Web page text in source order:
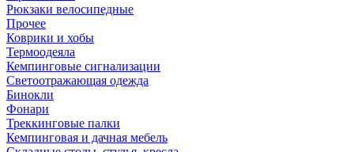
Рюкзаки велосипедные
Прочее
Коврики и хобы
Термоодеяла
Кемпинговые сигнализации
Светоотражающая одежда
Бинокли
Фонари
Треккинговые палки
Кемпинговая и дачная мебель